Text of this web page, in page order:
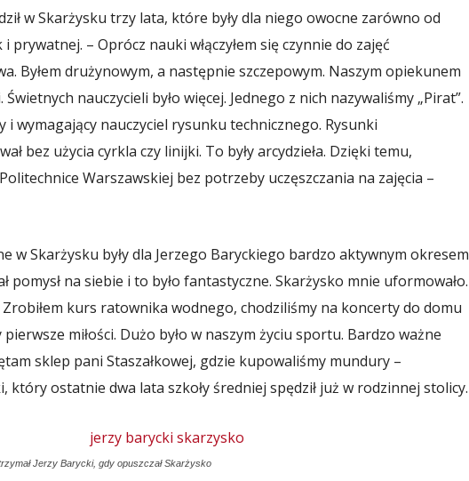
w Skarżysku trzy lata, które były dla niego owocne zarówno od
prywatnej. – Oprócz nauki włączyłem się czynnie do zajęć
Byłem drużynowym, a następnie szczepowym. Naszym opiekunem
nauczycieli było więcej. Jednego z nich nazywaliśmy „Pirat”.
i wymagający nauczyciel rysunku technicznego. Rysunki
bez użycia cyrkla czy linijki. To były arcydzieła. Dzięki temu,
Warszawskiej bez potrzeby uczęszczania na zajęcia –
w Skarżysku były dla Jerzego Baryckiego bardzo aktywnym okresem
pomysł na siebie i to było fantastyczne. Skarżysko mnie uformowało.
kurs ratownika wodnego, chodziliśmy na koncerty do domu
miłości. Dużo było w naszym życiu sportu. Bardzo ważne
sklep pani Staszałkowej, gdzie kupowaliśmy mundury –
który ostatnie dwa lata szkoły średniej spędził już w rodzinnej stolicy.
Jerzy Barycki, gdy opuszczał Skarżysko